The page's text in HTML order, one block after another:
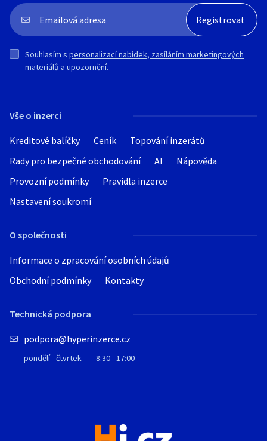
Vše o inzerci
Kreditové balíčky Ceník
Topování inzerátů
Rady pro bezpečné obchodování
AI
Nápověda
Provozní podmínky
Pravidla inzerce
Nastavení soukromí
O společnosti
Informace o zpracování osobních údajů
Obchodní podmínky
Kontakty
Technická podpora
podpora@hyperinzerce.cz
pondělí - čtvrtek 8:30 - 17:00
Souhlasím s personalizací nabídek, zasíláním marketingových
materiálů a upozornění.